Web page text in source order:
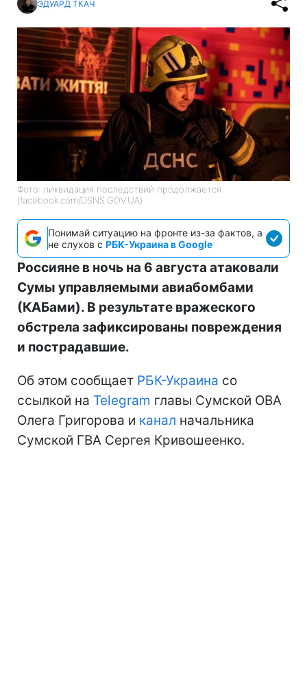
ЭДУАРД ТКАЧ
Фото: ликвидация последствий продолжается
(facebook.com/DSNS.GOV.UA)
Понимай ситуацию на фронте из-за фактов, а
не слухов с РБК-Украина в Google
Россияне в ночь на 6 августа атаковали
Сумы управляемыми авиабомбами
(КАБами). В результате вражеского
обстрела зафиксированы повреждения
и пострадавшие.
Об этом сообщает РБК-Украина со
ссылкой на Telegram главы Сумской ОВА
Олега Григорова и канал начальника
Сумской ГВА Сергея Кривошеенко.